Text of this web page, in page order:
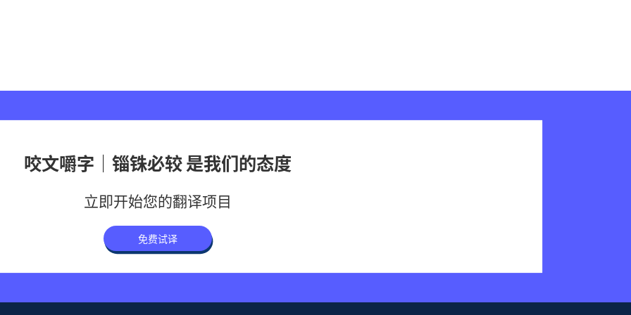
咬文嚼字｜锱铢必较 是我们的态度
立即开始您的翻译项目
免费试译